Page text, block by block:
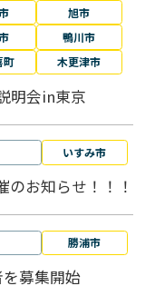
旭市
鴨川市
町 木更津市
明会in東京
いすみ市
お知らせ！！！
勝浦市
募集開始